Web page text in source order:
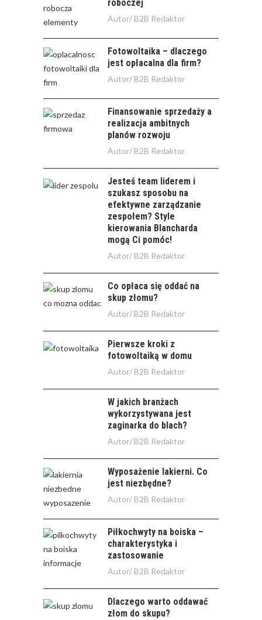
roboczej
Autor/ B2B Redaktor
Fotowoltaika – dlaczego
jest opłacalna dla firm?
Autor/ B2B Redaktor
Finansowanie sprzedaży a
realizacja ambitnych
planów rozwoju
Autor/ B2B Redaktor
Jesteś team liderem i
szukasz sposobu na
efektywne zarządzanie
zespołem? Style
kierowania Blancharda
mogą Ci pomóc!
Autor/ B2B Redaktor
Co opłaca się oddać na
skup złomu?
Autor/ B2B Redaktor
Pierwsze kroki z
fotowoltaiką w domu
Autor/ B2B Redaktor
W jakich branżach
wykorzystywana jest
zaginarka do blach?
Autor/ B2B Redaktor
Wyposażenie lakierni. Co
jest niezbędne?
Autor/ B2B Redaktor
Piłkochwyty na boiska –
charakterystyka i
zastosowanie
Autor/ B2B Redaktor
Dlaczego warto oddawać
złom do skupu?